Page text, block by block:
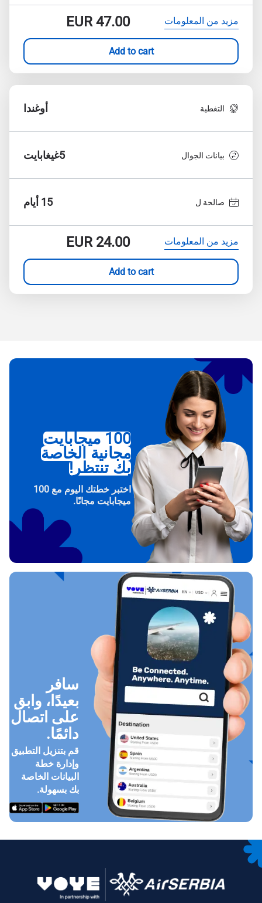
مزيد من المعلومات EUR47.00
Add to cart
التغطية أوغندا
بيانات الجوال 5غيغابايت
صالحة ل 15 أيام
مزيد من المعلومات EUR24.00
Add to cart
100 ميجابايت
مجانية الخاصة
بك تنتظر!
اختبر خطتك اليوم مع 100
ميجابايت مجانًا.
سافر
بعيدًا، وابق
على اتصال
دائمًا.
قم بتنزيل التطبيق
وإدارة خطة
البيانات الخاصة
بك بسهولة.